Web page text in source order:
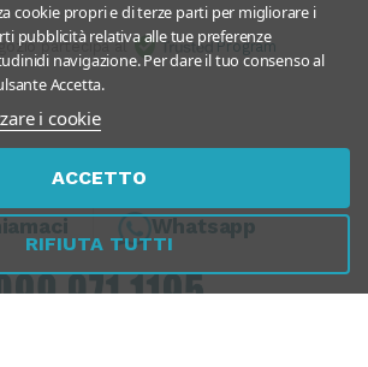
partecipa al Program
cookie propri e di terze parti per migliorare i
pubblicità relativa alle tue preferenze
navigazione. Per dare il tuo consenso al
Accetta.
i cookie
RIFIUTA TUTTI
ACCETTO
Whatsapp